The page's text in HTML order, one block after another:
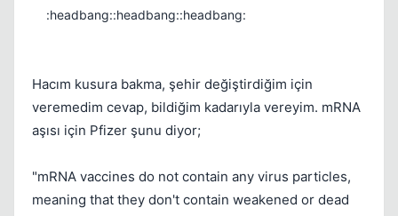
:headbang::headbang::headbang:
Hacım kusura bakma, şehir değiştirdiğim için
veremedim cevap, bildiğim kadarıyla vereyim. mRNA
aşısı için Pfizer şunu diyor;
"mRNA vaccines do not contain any virus particles,
meaning that they don't contain weakened or dead